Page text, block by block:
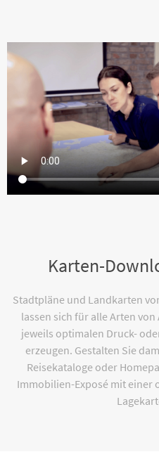
Karten-
Stadtpläne und Landkarten
lassen sich für alle Arten
jeweils optimalen Druck-
erzeugen. Gestalten Sie
Reisekataloge oder
Immobilien-Exposé mit einer